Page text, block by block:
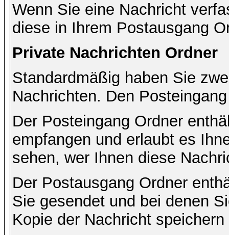
Wenn Sie eine Nachricht
diese in Ihrem Postausgang
Private Nachrichten Ordner
Standardmäßig haben Sie
Nachrichten. Den
Der Posteingang Ordner
empfangen und erlaubt es
sehen, wer Ihnen diese
Der Postausgang Ordner
Sie gesendet und bei denen
Kopie der Nachricht